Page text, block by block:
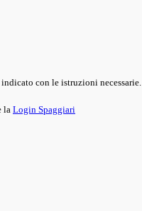
con le istruzioni necessarie.
la Login Spaggiari